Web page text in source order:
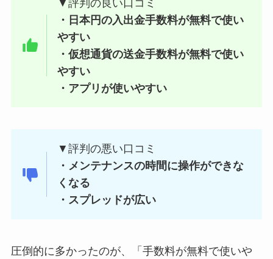
▼評判の良い口コミ
・日本円の入出金手数料が無料で使い
やすい
・仮想通貨の送金手数料が無料で使い
やすい
・アプリが使いやすい
▼評判の悪い口コミ
・メンテナンスの時間に操作ができな
くなる
・スプレッドが広い
圧倒的に多かったのが、「手数料が無料で使いや